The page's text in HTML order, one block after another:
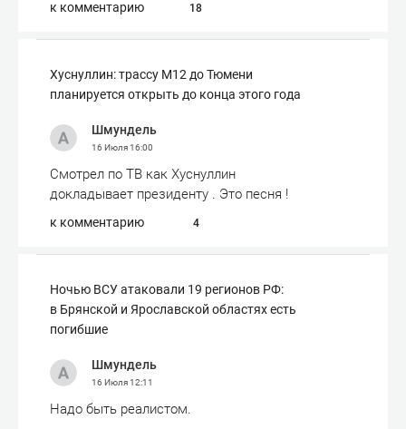
к комментарию 18
Хуснуллин: трассу М12 до Тюмени
планируется открыть до конца этого года
Шмундель
16 Июля16:00
Смотрел по ТВ как Хуснуллин
докладывает президенту . Это песня !
к комментарию 4
Ночью ВСУ атаковали 19 регионов РФ:
в Брянской и Ярославской областях есть
погибшие
Шмундель
16 Июля12:11
Надо быть реалистом.